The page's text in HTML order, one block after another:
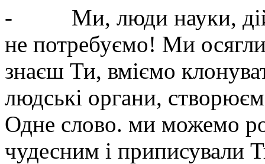
- Ми, люди науки,
не потребуємо! Ми
знаєш Ти, вміємо
людські органи,
Одне слово. ми можемо
чудесним і приписували